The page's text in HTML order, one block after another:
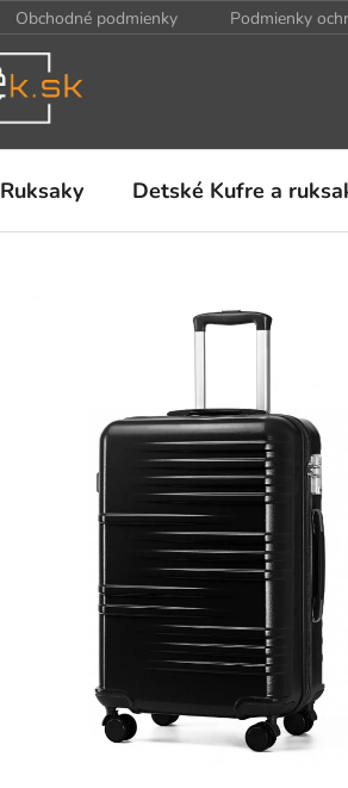
Obchodné podmienky Podmienky
Ruksaky Detské Kufre a